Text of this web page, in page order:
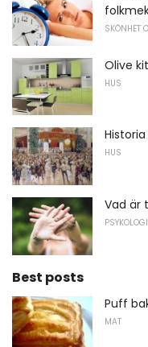
SKÖNHET
Olive
HUS
HUS
Vad är
Best posts
Puff
MAT